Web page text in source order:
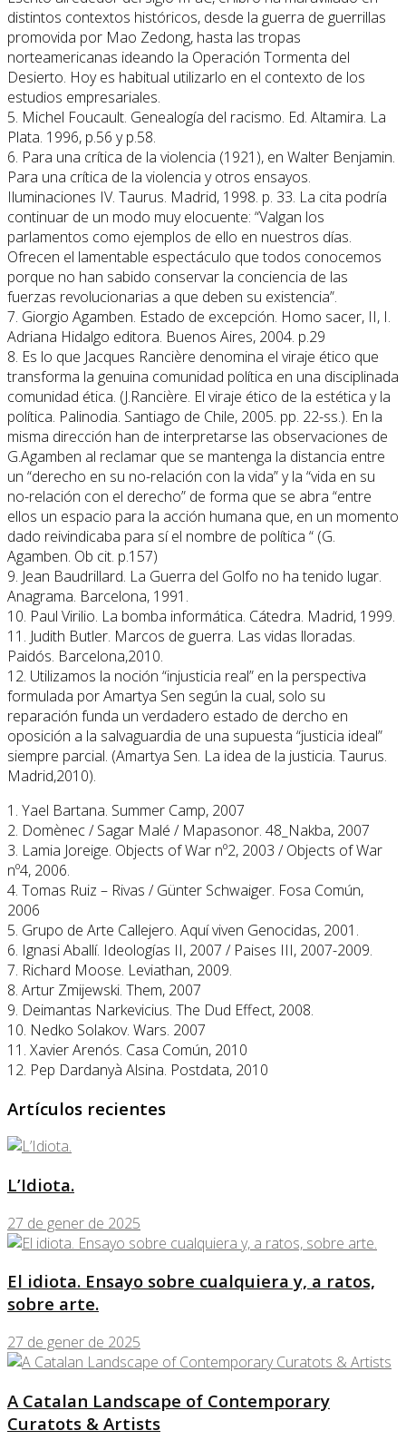
distintos contextos históricos, desde la guerra de guerrillas
promovida por Mao Zedong, hasta las tropas
norteamericanas ideando la Operación Tormenta del
Desierto. Hoy es habitual utilizarlo en el contexto de los
estudios empresariales.
5. Michel Foucault. Genealogía del racismo. Ed. Altamira. La
Plata. 1996, p.56 y p.58.
6. Para una crítica de la violencia (1921), en Walter Benjamin.
Para una crítica de la violencia y otros ensayos.
Iluminaciones IV. Taurus. Madrid, 1998. p. 33. La cita podría
continuar de un modo muy elocuente: “Valgan los
parlamentos como ejemplos de ello en nuestros días.
Ofrecen el lamentable espectáculo que todos conocemos
porque no han sabido conservar la conciencia de las
fuerzas revolucionarias a que deben su existencia”.
7. Giorgio Agamben. Estado de excepción. Homo sacer, II, I.
Adriana Hidalgo editora. Buenos Aires, 2004. p.29
8. Es lo que Jacques Rancière denomina el viraje ético que
transforma la genuina comunidad política en una disciplinada
comunidad ética. (J.Rancière. El viraje ético de la estética y la
política. Palinodia. Santiago de Chile, 2005. pp. 22-ss.). En la
misma dirección han de interpretarse las observaciones de
G.Agamben al reclamar que se mantenga la distancia entre
un “derecho en su no-relación con la vida” y la “vida en su
no-relación con el derecho” de forma que se abra “entre
ellos un espacio para la acción humana que, en un momento
dado reivindicaba para sí el nombre de política “ (G.
Agamben. Ob cit. p.157)
9. Jean Baudrillard. La Guerra del Golfo no ha tenido lugar.
Anagrama. Barcelona, 1991.
10. Paul Virilio. La bomba informática. Cátedra. Madrid, 1999.
11. Judith Butler. Marcos de guerra. Las vidas lloradas.
Paidós. Barcelona,2010.
12. Utilizamos la noción “injusticia real” en la perspectiva
formulada por Amartya Sen según la cual, solo su
reparación funda un verdadero estado de dercho en
oposición a la salvaguardia de una supuesta “justicia ideal”
siempre parcial. (Amartya Sen. La idea de la justicia. Taurus.
Madrid,2010).
1. Yael Bartana. Summer Camp, 2007
2. Domènec / Sagar Malé / Mapasonor. 48_Nakba, 2007
3. Lamia Joreige. Objects of War nº2, 2003 / Objects of War
nº4, 2006.
4. Tomas Ruiz – Rivas / Günter Schwaiger. Fosa Común,
2006
5. Grupo de Arte Callejero. Aquí viven Genocidas, 2001.
6. Ignasi Aballí. Ideologías II, 2007 / Paises III, 2007-2009.
7. Richard Moose. Leviathan, 2009.
8. Artur Zmijewski. Them, 2007
9. Deimantas Narkevicius. The Dud Effect, 2008.
10. Nedko Solakov. Wars. 2007
11. Xavier Arenós. Casa Común, 2010
12. Pep Dardanyà Alsina. Postdata, 2010
Artículos recientes
L’Idiota.
27 de gener de 2025
El idiota. Ensayo sobre cualquiera y, a ratos,
sobre arte.
27 de gener de 2025
A Catalan Landscape of Contemporary
Curatots & Artists